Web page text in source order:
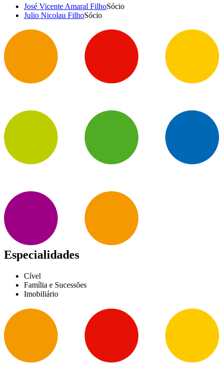
José Vicente Amaral FilhoSócio
Julio Nicolau FilhoSócio
Especialidades
Cível
Família e Sucessões
Imobiliário